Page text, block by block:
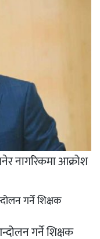
नागरिकमा आक्रोश
गर्ने शिक्षक